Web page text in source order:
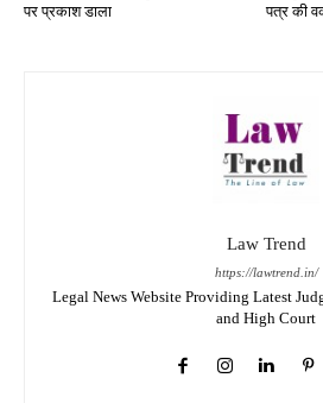
पर प्रकाश डाला
पत्र की
Law Trend
https://lawtrend.in/
Legal News Website Providing Latest
and High Court